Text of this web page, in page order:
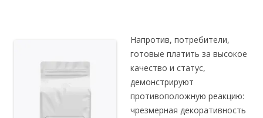
Напротив, потребители,
готовые платить за высокое
качество и статус,
демонстрируют
противоположную реакцию:
чрезмерная декоративность